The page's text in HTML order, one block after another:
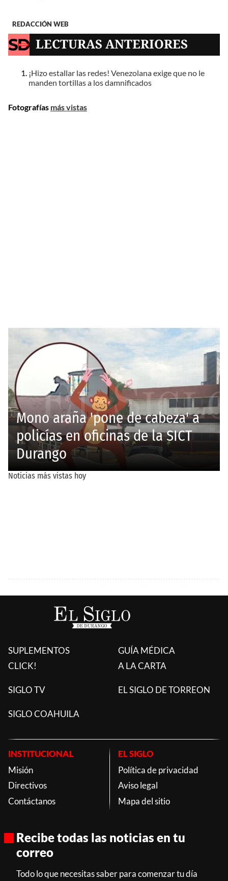
REDACCIÓN WEB
LECTURAS ANTERIORES
¡Hizo estallar las redes! Venezolana exige que no le
manden tortillas a los damnificados
Fotografías más vistas
SUPLEMENTOS
CLICK!
GUÍA MÉDICA
A LA CARTA
SIGLO TV EL SIGLO DE TORREON
SIGLO COAHUILA
INSTITUCIONAL
Misión
Directivos
Contáctanos
EL SIGLO
Política de privacidad
Aviso legal
Mapa del sitio
Recibe todas las noticias en tu
correo
Todo lo que necesitas saber para comenzar tu día